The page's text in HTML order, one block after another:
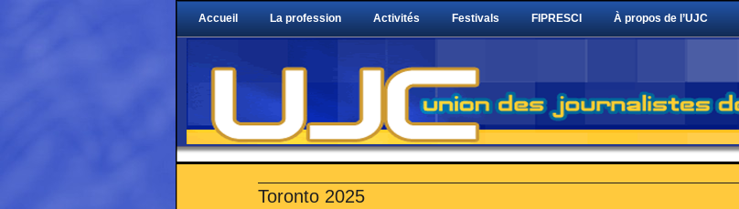
Accueil La profession Activités Festivals FIPRESCI À propos de l’UJC
Toronto 2025